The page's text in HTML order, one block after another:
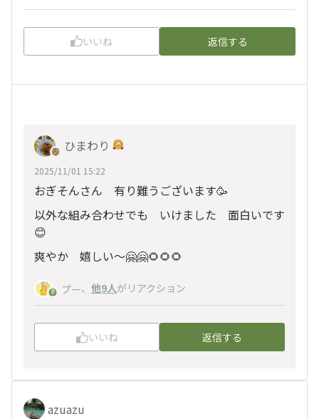
いいね 返信する
ひまわり
2025/11/01 15:22
おぎそんさん 有り難うございます🥳
以外な組み合わせでも いけました 面白いです
😊
爽やか 嬉しい〜🤗🤗🌻🌻🌻
プー、 他9人がリアクション
いいね 返信する
azuazu